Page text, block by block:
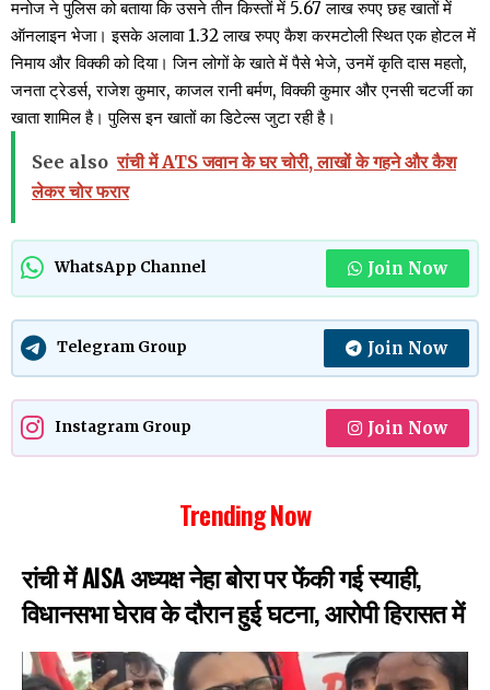
मनोज ने पुलिस को बताया कि उसने तीन किस्तों में 5.67 लाख रुपए छह खातों में
ऑनलाइन भेजा। इसके अलावा 1.32 लाख रुपए कैश करमटोली स्थित एक होटल में
निमाय और विक्की को दिया। जिन लोगों के खाते में पैसे भेजे, उनमें कृति दास महतो,
जनता ट्रेडर्स, राजेश कुमार, काजल रानी बर्मण, विक्की कुमार और एनसी चटर्जी का
खाता शामिल है। पुलिस इन खातों का डिटेल्स जुटा रही है।
See also रांची में ATS जवान के घर चोरी, लाखों के गहने और कैश
लेकर चोर फरार
WhatsApp Channel Join Now
Telegram Group Join Now
Instagram Group Join Now
Trending Now
रांची में AISA अध्यक्ष नेहा बोरा पर फेंकी गई स्याही,
विधानसभा घेराव के दौरान हुई घटना, आरोपी हिरासत में